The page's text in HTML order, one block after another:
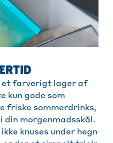
et farverigt lager af
kun gode som
friske sommerdrinks,
din morgenmadsskål.
knuses under hegn